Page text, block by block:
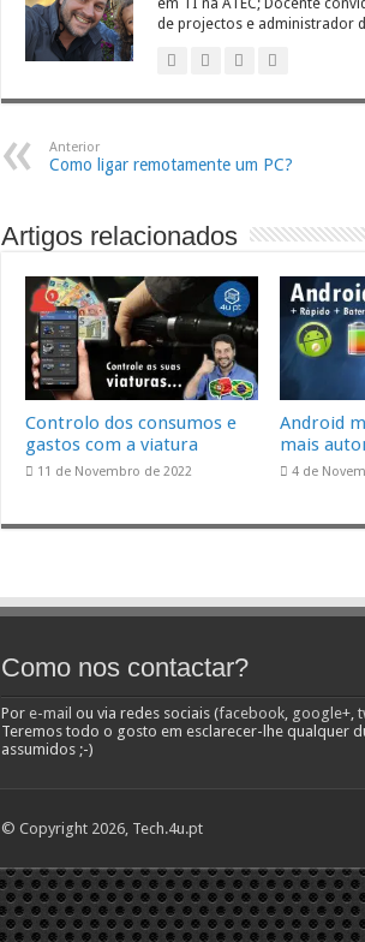
em TI na ATEC; Docente
de projectos e administrador
Anterior
Como ligar remotamente um PC?
Artigos relacionados
Controlo dos consumos e
gastos com a viatura
11 de Novembro de 2022
Android
mais
4 de
Como nos contactar?
Por e-mail ou via redes sociais (facebook, google+,
Teremos todo o gosto em esclarecer-lhe qualquer
assumidos ;-)
© Copyright 2026, Tech.4u.pt